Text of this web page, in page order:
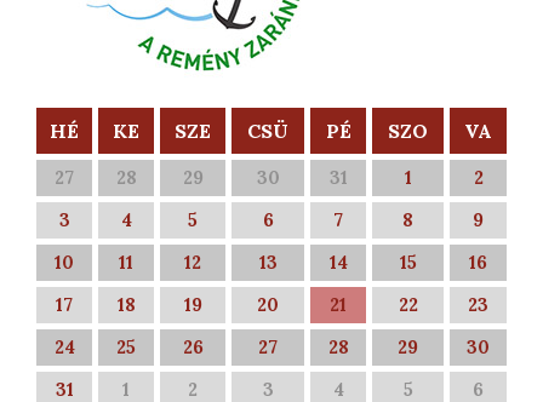
HÉ KE SZE CSÜ PÉ SZO VA
27 28 29 30 31 1
2
3
4 5 6 7 8
9
10
11 12 13 14 15
16
17
18 19 20 21 22
23
24
25 26 27 28 29
30
31
1 2 3 4 5 6